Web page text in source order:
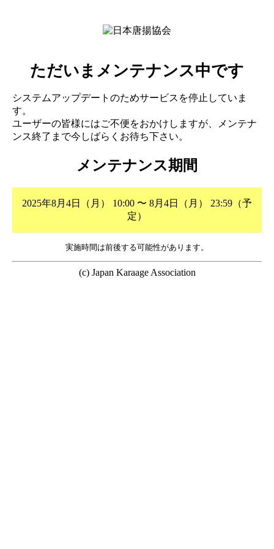
ただいまメンテナンス中です
システムアップデートのためサービスを停止していま
す。
ユーザーの皆様にはご不便をおかけしますが、メンテナ
ンス終了まで今しばらくお待ち下さい。
メンテナンス期間
2025年8月4日（月） 10:00 〜 8月4日（月） 23:59（予
定）
実施時間は前後する可能性があります。
(c) Japan Karaage Association